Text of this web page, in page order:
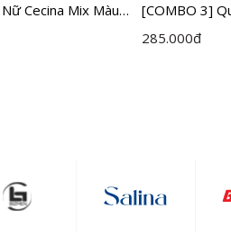
Cecina Mix Màu
[COMBO 3]
Không Đường
285.000đ